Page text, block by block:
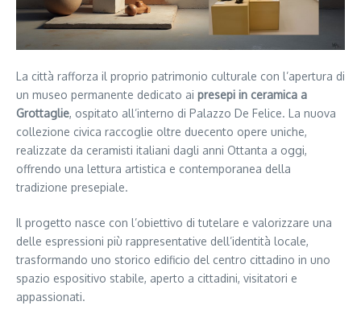
La città rafforza il proprio patrimonio culturale con l’apertura di
un museo permanente dedicato ai presepi in ceramica a
Grottaglie, ospitato all’interno di Palazzo De Felice. La nuova
collezione civica raccoglie oltre duecento opere uniche,
realizzate da ceramisti italiani dagli anni Ottanta a oggi,
offrendo una lettura artistica e contemporanea della
tradizione presepiale.
Il progetto nasce con l’obiettivo di tutelare e valorizzare una
delle espressioni più rappresentative dell’identità locale,
trasformando uno storico edificio del centro cittadino in uno
spazio espositivo stabile, aperto a cittadini, visitatori e
appassionati.